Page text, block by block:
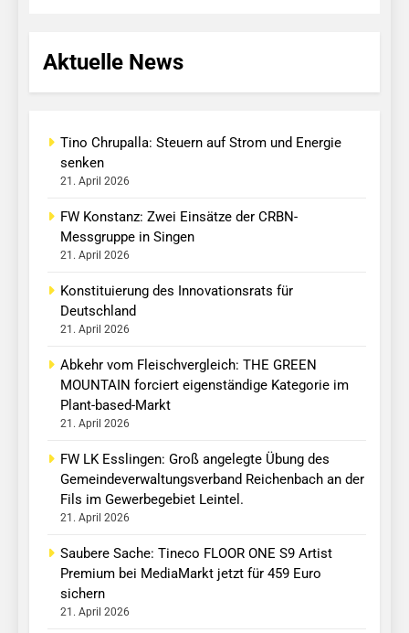
Aktuelle News
Tino Chrupalla: Steuern auf Strom und Energie
senken
21. April 2026
FW Konstanz: Zwei Einsätze der CRBN-
Messgruppe in Singen
21. April 2026
Konstituierung des Innovationsrats für
Deutschland
21. April 2026
Abkehr vom Fleischvergleich: THE GREEN
MOUNTAIN forciert eigenständige Kategorie im
Plant-based-Markt
21. April 2026
FW LK Esslingen: Groß angelegte Übung des
Gemeindeverwaltungsverband Reichenbach an der
Fils im Gewerbegebiet Leintel.
21. April 2026
Saubere Sache: Tineco FLOOR ONE S9 Artist
Premium bei MediaMarkt jetzt für 459 Euro
sichern
21. April 2026